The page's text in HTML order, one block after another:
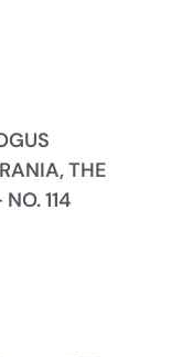
THE
114